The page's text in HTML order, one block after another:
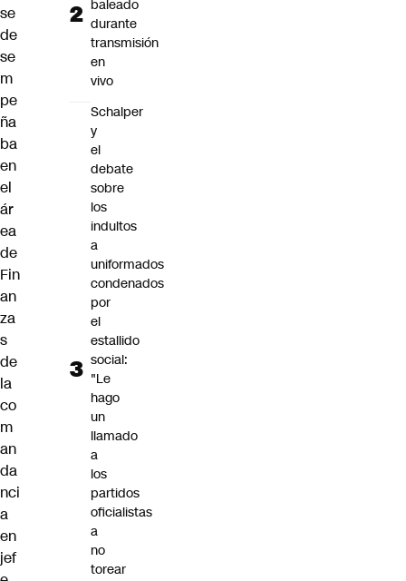
se
de
se
m
pe
ña
ba
en
el
ár
ea
de
Fin
an
za
s
de
la
co
m
an
da
nci
a
en
jef
baleado
durante
transmisión
en
vivo
Schalper
y
el
debate
sobre
los
indultos
a
uniformados
condenados
por
el
estallido
social:
"Le
hago
un
llamado
a
los
partidos
oficialistas
a
no
torear